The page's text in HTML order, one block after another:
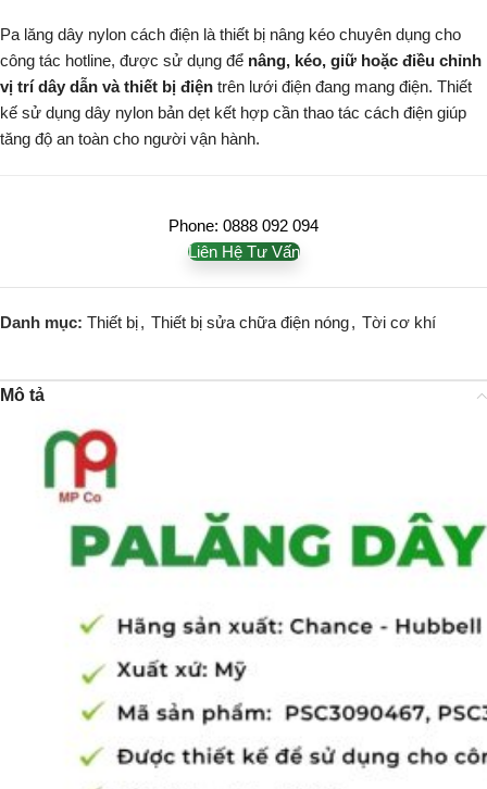
Pa lăng dây nylon cách điện là thiết bị nâng kéo chuyên dụng cho
công tác hotline, được sử dụng để nâng, kéo, giữ hoặc điều chỉnh
vị trí dây dẫn và thiết bị điện trên lưới điện đang mang điện. Thiết
kế sử dụng dây nylon bản dẹt kết hợp cần thao tác cách điện giúp
tăng độ an toàn cho người vận hành.
Phone: 0888 092 094
Liên Hệ Tư Vấn
Danh mục: Thiết bị, Thiết bị sửa chữa điện nóng, Tời cơ khí
Mô tả